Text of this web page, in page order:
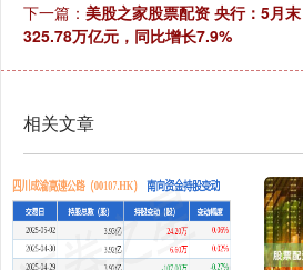
下一篇： 美股之家股票配资 央行：5月
325.78万亿元，同比增长7.9%
相关文章